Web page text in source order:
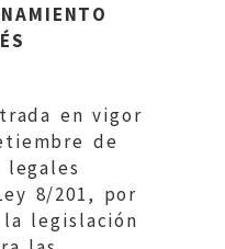
en vigor
de
legales
8/201, por
legislación